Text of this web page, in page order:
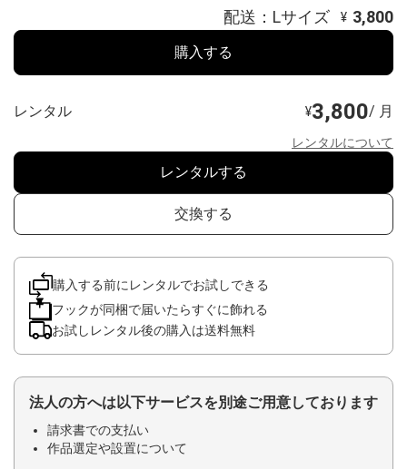
配送：Lサイズ ¥ 3,800
購入する
レンタル ¥3,800/ 月
レンタルについて
レンタルする
交換する
購入する前にレンタルでお試しできる
フックが同梱で届いたらすぐに飾れる
お試しレンタル後の購入は送料無料
法人の方へは以下サービスを別途ご用意しております
請求書での支払い
作品選定や設置について